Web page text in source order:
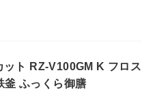
ト RZ-V100GM K フロ
釜 ふっくら御膳